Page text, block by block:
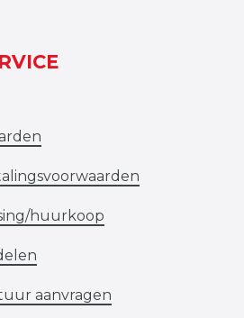
huurkoop
aanvragen